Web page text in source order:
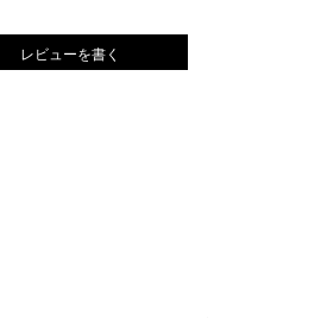
レビューを書く